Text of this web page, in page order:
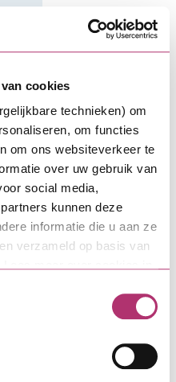
cookies
technieken) om
om functies
om ons websiteverkeer te
over uw gebruik van
social media,
kunnen deze
informatie die u aan ze
verzameld op basis van
Menu